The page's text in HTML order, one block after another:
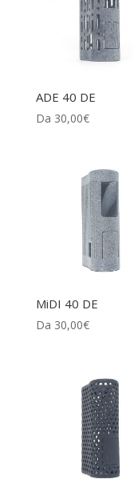
ADE 40 DE
Da 30,00€
MiDI 40 DE
Da 30,00€